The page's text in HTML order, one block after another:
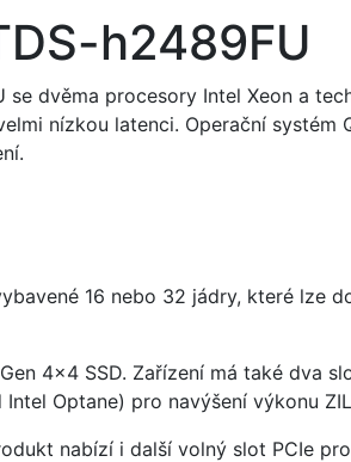
h2489FU
dvěma procesory Intel Xeon a
nízkou latenci. Operační systém
16 nebo 32 jádry, které lze
4×4 SSD. Zařízení má také dva
Optane) pro navýšení výkonu
nabízí i další volný slot PCIe